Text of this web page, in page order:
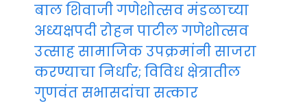
बाल शिवाजी गणेशोत्सव मंडळाच्या
अध्यक्षपदी रोहन पाटील गणेशोत्सव
उत्साह सामाजिक उपक्रमांनी साजरा
करण्याचा निर्धार; विविध क्षेत्रातील
गुणवंत सभासदांचा सत्कार